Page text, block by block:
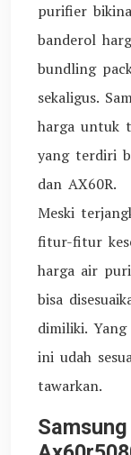
purifier
banderol
bundling
sekaligus.
harga untuk
yang terdiri
dan AX60R.
Meski
fitur-fitur
harga air
bisa
dimiliki.
ini udah
tawarkan.